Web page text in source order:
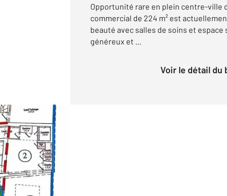
Opportunité rare en plein centre-ville
commercial de 224 m² est
beauté avec salles de soins et espace
généreux et ...
Voir le détail du